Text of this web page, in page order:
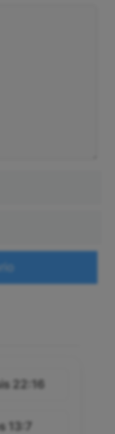
22:16
13:7